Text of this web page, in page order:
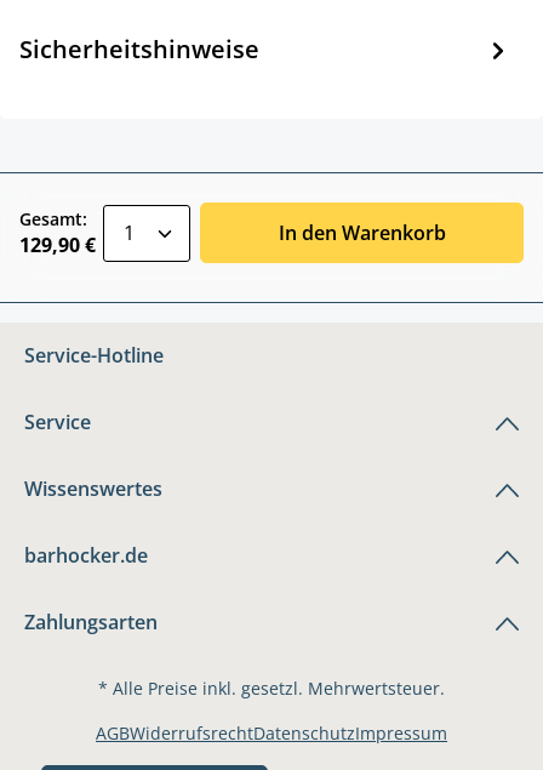
Sicherheitshinweise
Gesamt:
129,90 € In den Warenkorb
Service-Hotline
Service
Wissenswertes
barhocker.de
Zahlungsarten
* Alle Preise inkl. gesetzl. Mehrwertsteuer.
AGBWiderrufsrechtDatenschutzImpressum